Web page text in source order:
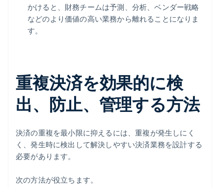
かけると、財務チームは予測、分析、ベンダー戦略
などのより価値の高い業務から離れることになりま
す。
重複決済を効果的に検
出、防止、管理する方法
決済の重複を最小限に抑えるには、重複が発生しにく
く、発生時に検出して解決しやすい決済業務を設計する
必要があります。
次の方法が役立ちます。